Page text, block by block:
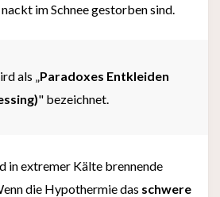
im Schnee gestorben sind.
als „Paradoxes Entkleiden
" bezeichnet.
in extremer Kälte brennende
die Hypothermie das schwere